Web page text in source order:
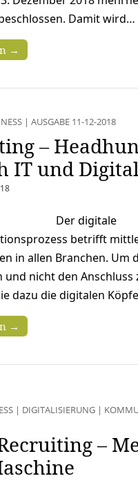
Damit wird…
→
| AUSGABE 11-12-2018
–
IT und
Der digitale
betrifft
in allen Branchen. Um
und nicht den Anschluss
dazu die digitalen
→
| DIGITALISIERUNG |
–